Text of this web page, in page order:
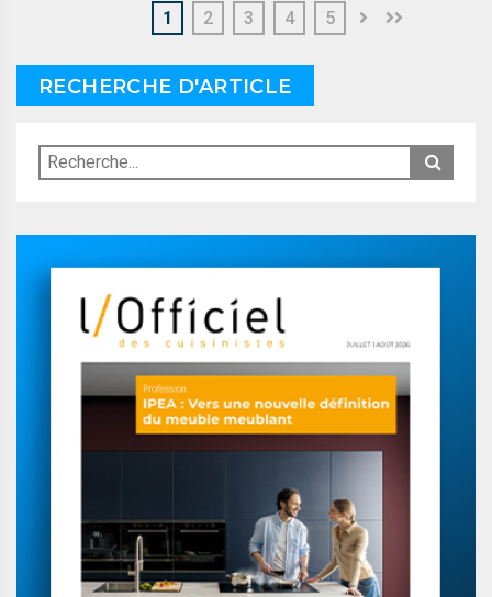
1 2 3 4 5
RECHERCHE D'ARTICLE